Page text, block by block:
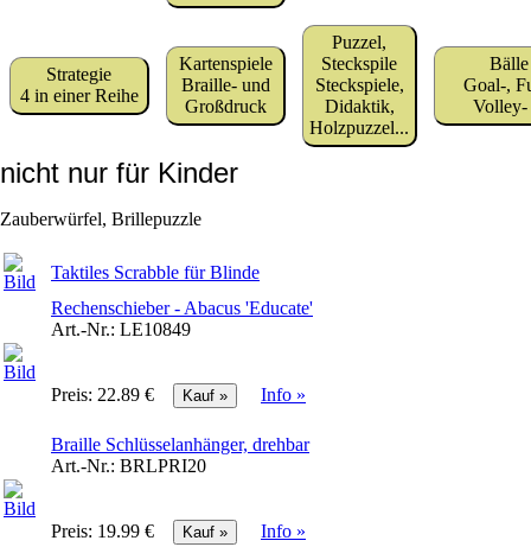
Strategie
4 in einer Reihe
Kartenspiele
Braille- und
Großdruck
Puzzel,
Steckspile
Steckspiele,
Didaktik,
Holzpuzzel...
Bälle
Goal-,
Volley-
nicht nur für Kinder
Zauberwürfel, Brillepuzzle
Taktiles Scrabble für Blinde
Rechenschieber - Abacus 'Educate'
Art.-Nr.: LE10849
Preis: 22.89 € Info »
Braille Schlüsselanhänger, drehbar
Art.-Nr.: BRLPRI20
Preis: 19.99 € Info »